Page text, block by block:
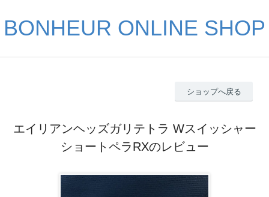
BONHEUR ONLINE SHOP
ショップへ戻る
エイリアンヘッズガリテトラ Wスイッシャー
ショートペラRXのレビュー